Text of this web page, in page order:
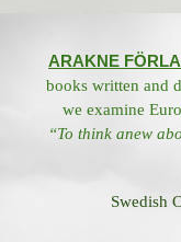
ARAKNE
books written and
we examine
“To think anew
Swedish